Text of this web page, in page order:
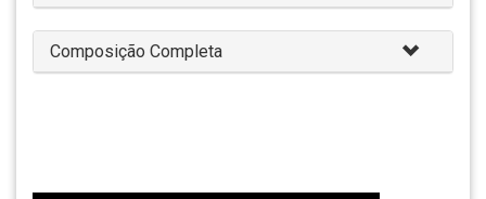
Composição Completa